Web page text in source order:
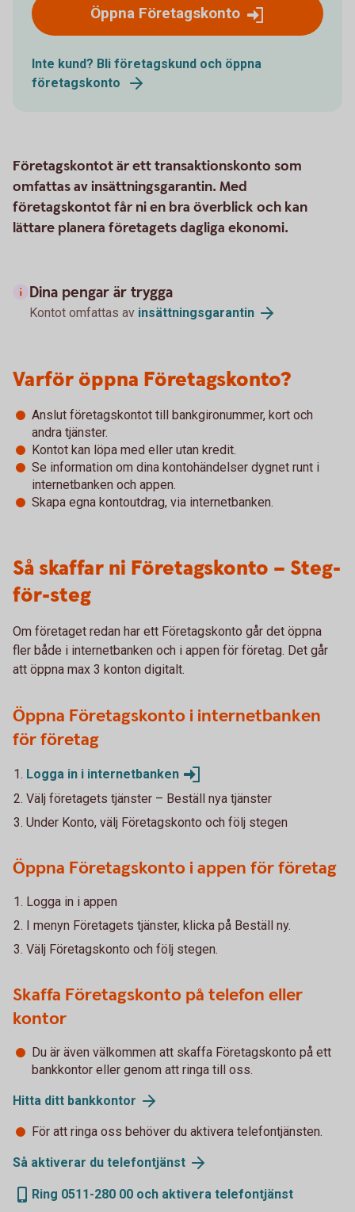
Öppna Företagskonto
Inte kund? Bli företagskund och öppna
företagskonto
Företagskontot är ett transaktionskonto som
omfattas av insättningsgarantin. Med
företagskontot får ni en bra överblick och kan
lättare planera företagets dagliga ekonomi.
Dina pengar är trygga
Kontot omfattas av insättningsgarantin
Varför öppna Företagskonto?
Anslut företagskontot till bankgironummer, kort och
andra tjänster.
Kontot kan löpa med eller utan kredit.
Se information om dina kontohändelser dygnet runt i
internetbanken och appen.
Skapa egna kontoutdrag, via internetbanken.
Så skaffar ni Företagskonto – Steg-
för-steg
Om företaget redan har ett Företagskonto går det öppna
fler både i internetbanken och i appen för företag. Det går
att öppna max 3 konton digitalt.
Öppna Företagskonto i internetbanken
för företag
Logga in i internetbanken
Välj företagets tjänster – Beställ nya tjänster
Under Konto, välj Företagskonto och följ stegen
Öppna Företagskonto i appen för företag
Logga in i appen
I menyn Företagets tjänster, klicka på Beställ ny.
Välj Företagskonto och följ stegen.
Skaffa Företagskonto på telefon eller
kontor
Du är även välkommen att skaffa Företagskonto på ett
bankkontor eller genom att ringa till oss.
Hitta ditt bankkontor
För att ringa oss behöver du aktivera telefontjänsten.
Så aktiverar du telefontjänst
Ring 0511-280 00 och aktivera telefontjänst